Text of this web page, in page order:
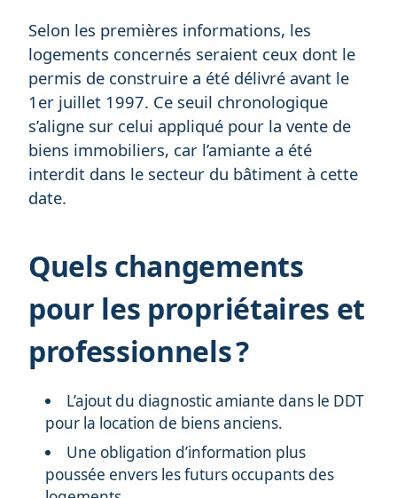
Selon les premières informations, les
logements concernés seraient ceux dont le
permis de construire a été délivré avant le
1er juillet 1997. Ce seuil chronologique
s’aligne sur celui appliqué pour la vente de
biens immobiliers, car l’amiante a été
interdit dans le secteur du bâtiment à cette
date.
Quels changements
pour les propriétaires et
professionnels ?
L’ajout du diagnostic amiante dans le DDT
pour la location de biens anciens.
Une obligation d’information plus
poussée envers les futurs occupants des